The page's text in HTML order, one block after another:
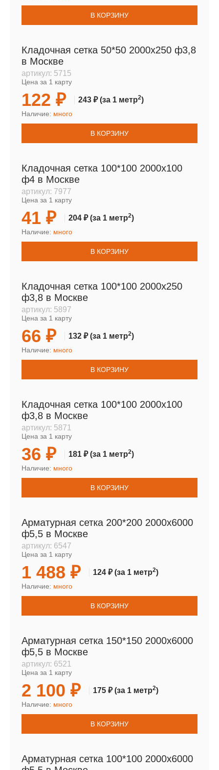
В КОРЗИНУ
Кладочная сетка 50*50 2000х250 ф3,8
в Москве
артикул: 5715
Цена за 1 карту
122 ₽ 243 ₽(за 1 метр2)
Наличие: много
В КОРЗИНУ
Кладочная сетка 100*100 2000х100
ф4 в Москве
артикул: 7977
Цена за 1 карту
41 ₽ 204 ₽(за 1 метр2)
Наличие: много
В КОРЗИНУ
Кладочная сетка 100*100 2000х250
ф3,8 в Москве
артикул: 5897
Цена за 1 карту
66 ₽ 132 ₽(за 1 метр2)
Наличие: много
В КОРЗИНУ
Кладочная сетка 100*100 2000х100
ф3,8 в Москве
артикул: 5871
Цена за 1 карту
36 ₽ 181 ₽(за 1 метр2)
Наличие: много
В КОРЗИНУ
Арматурная сетка 200*200 2000х6000
ф5,5 в Москве
артикул: 6547
Цена за 1 карту
1 488 ₽ 124 ₽(за 1 метр2)
Наличие: много
В КОРЗИНУ
Арматурная сетка 150*150 2000х6000
ф5,5 в Москве
артикул: 6521
Цена за 1 карту
2 100 ₽ 175 ₽(за 1 метр2)
Наличие: много
В КОРЗИНУ
Арматурная сетка 100*100 2000х6000